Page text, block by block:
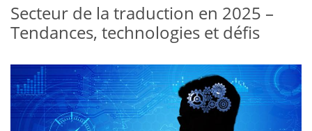
Secteur de la traduction en 2025 –
Tendances, technologies et défis